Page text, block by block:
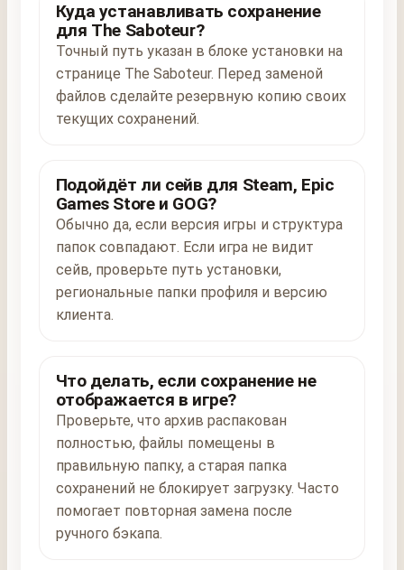
Куда устанавливать сохранение
для The Saboteur?
Точный путь указан в блоке установки на
странице The Saboteur. Перед заменой
файлов сделайте резервную копию своих
текущих сохранений.
Подойдёт ли сейв для Steam, Epic
Games Store и GOG?
Обычно да, если версия игры и структура
папок совпадают. Если игра не видит
сейв, проверьте путь установки,
региональные папки профиля и версию
клиента.
Что делать, если сохранение не
отображается в игре?
Проверьте, что архив распакован
полностью, файлы помещены в
правильную папку, а старая папка
сохранений не блокирует загрузку. Часто
помогает повторная замена после
ручного бэкапа.